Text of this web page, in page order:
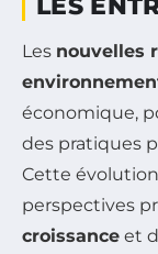
Les nouvelles
économique,
des pratiques
Cette
perspectives
croissance et